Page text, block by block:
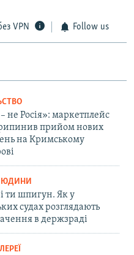
VPN Follow us
не Росія»: маркетплейс
прийом нових
на Кримському
ти шпигун. Як у
судах розглядають
в держзраді